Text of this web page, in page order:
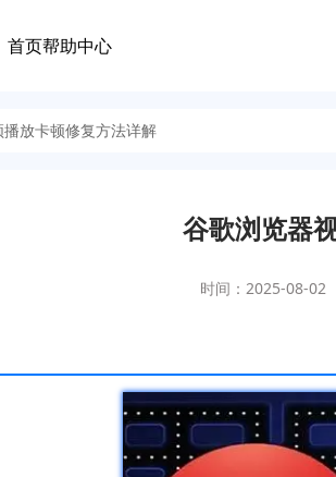
首页帮助中心
放卡顿修复方法详解
谷歌浏览器
时间：2025-08-02